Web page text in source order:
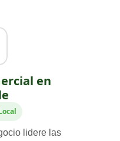
en
lidere las